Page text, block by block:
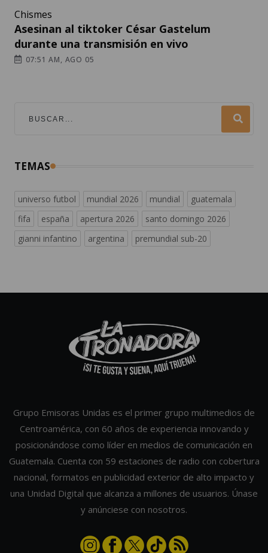
Chismes
Asesinan al tiktoker César Gastelum
durante una transmisión en vivo
07:51 AM, AGO 05
TEMAS
universo futbol mundial 2026 mundial
guatemala
fifa
españa apertura 2026
santo domingo 2026
gianni infantino
argentina premundial sub-20
Grupo Emisoras Unidas es el primer grupo multimedios de
Centroamérica, con 60 años de experiencia innovando y
posicionándose como líder en medios de comunicación en
Guatemala. Cuenta con 59 estaciones de radio con cobertura
nacional, formatos en publicidad exterior de alto impacto y
una Unidad Digital que alcanza a millones de usuarios. Únase
y anúnciese con nosotros.